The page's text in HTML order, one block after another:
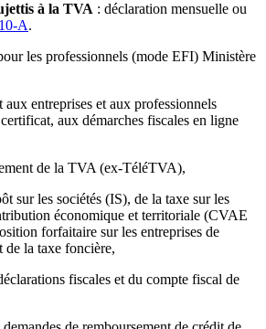
à la TVA : déclaration mensuelle ou
A.
les professionnels (mode EFI) Ministère
aux entreprises et aux professionnels
aux démarches fiscales en ligne
de la TVA (ex-TéléTVA),
sur les sociétés (IS), de la taxe sur les
économique et territoriale (CVAE
forfaitaire sur les entreprises de
de la taxe foncière,
fiscales et du compte fiscal de